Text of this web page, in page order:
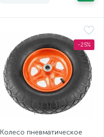
-25%
Колесо пневматическое